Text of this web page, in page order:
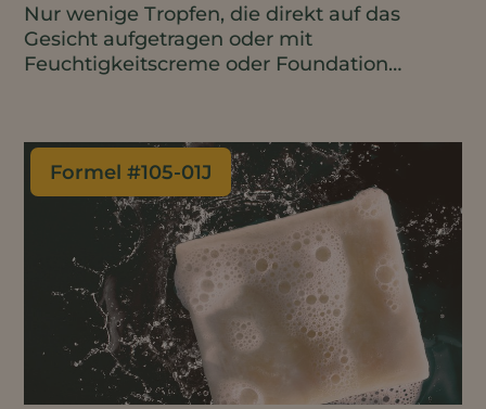
Nur wenige Tropfen, die direkt auf das
Gesicht aufgetragen oder mit
Feuchtigkeitscreme oder Foundation
von Roségoldpigmenten hilft, den Hautton
auszugleichen - perfekt für einen
geschlechtsneutralen, minimalistischen
Make-up-Look. Die ölbasierte Formulierung
ist vegan, wasserfrei und rein natürlich.
Formel #105-01J